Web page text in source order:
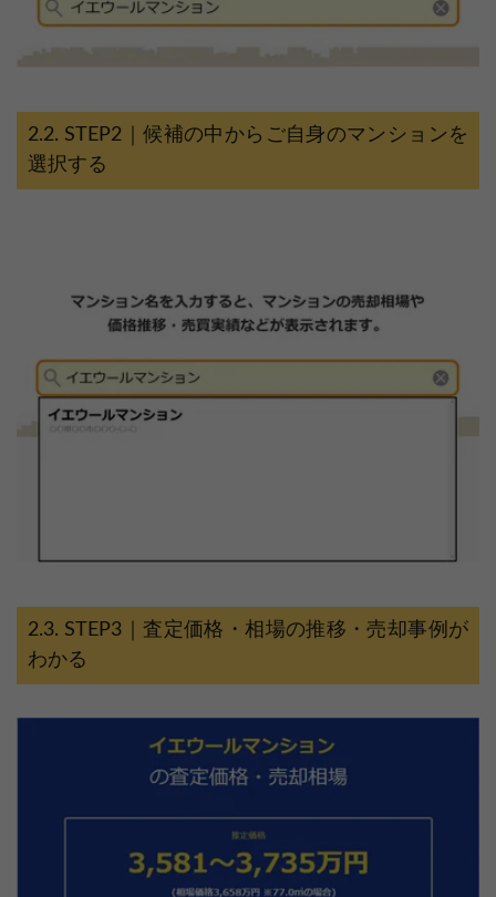
STEP2｜候補の中からご自身のマンションを
選択する
STEP3｜査定価格・相場の推移・売却事例が
わかる